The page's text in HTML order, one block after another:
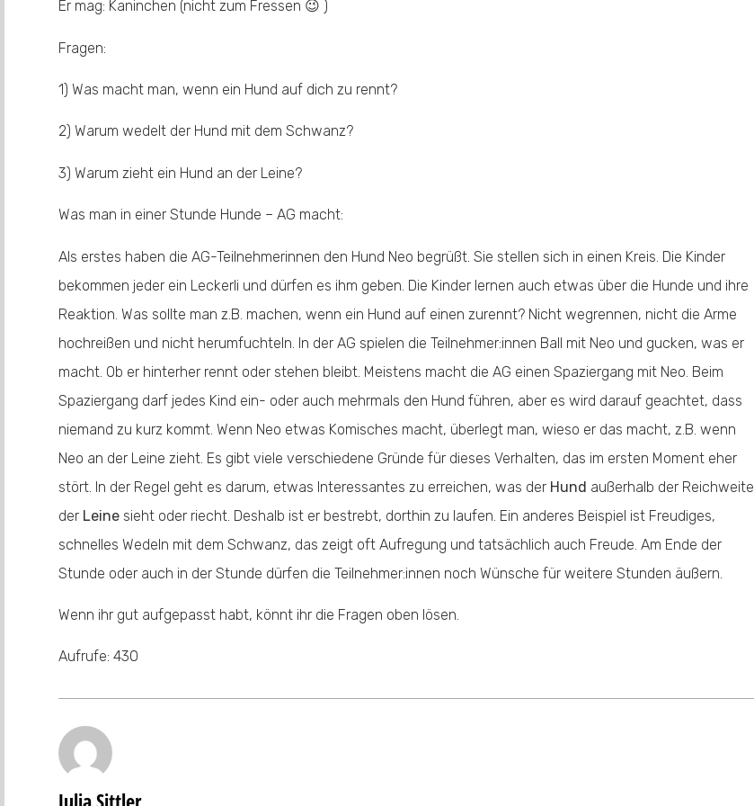
Er mag: Kaninchen (nicht zum Fressen 😉 )
Fragen:
1) Was macht man, wenn ein Hund auf dich zu rennt?
2) Warum wedelt der Hund mit dem Schwanz?
3) Warum zieht ein Hund an der Leine?
Was man in einer Stunde Hunde – AG macht:
Als erstes haben die AG-Teilnehmerinnen den Hund Neo begrüßt. Sie stellen sich in einen Kreis. Die Kinder
bekommen jeder ein Leckerli und dürfen es ihm geben. Die Kinder lernen auch etwas über die Hunde und ihre
Reaktion. Was sollte man z.B. machen, wenn ein Hund auf einen zurennt? Nicht wegrennen, nicht die Arme
hochreißen und nicht herumfuchteln. In der AG spielen die Teilnehmer:innen Ball mit Neo und gucken, was er
macht. Ob er hinterher rennt oder stehen bleibt. Meistens macht die AG einen Spaziergang mit Neo. Beim
Spaziergang darf jedes Kind ein- oder auch mehrmals den Hund führen, aber es wird darauf geachtet, dass
niemand zu kurz kommt. Wenn Neo etwas Komisches macht, überlegt man, wieso er das macht, z.B. wenn
Neo an der Leine zieht. Es gibt viele verschiedene Gründe für dieses Verhalten, das im ersten Moment eher
stört. In der Regel geht es darum, etwas Interessantes zu erreichen, was der Hund außerhalb der Reichweite
der Leine sieht oder riecht. Deshalb ist er bestrebt, dorthin zu laufen. Ein anderes Beispiel ist Freudiges,
schnelles Wedeln mit dem Schwanz, das zeigt oft Aufregung und tatsächlich auch Freude. Am Ende der
Stunde oder auch in der Stunde dürfen die Teilnehmer:innen noch Wünsche für weitere Stunden äußern.
Wenn ihr gut aufgepasst habt, könnt ihr die Fragen oben lösen.
Aufrufe: 430